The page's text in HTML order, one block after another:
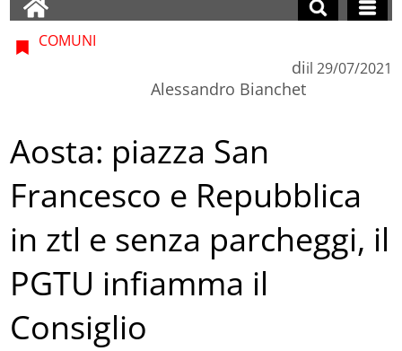
COMUNI
di
Alessandro Bianchet
il 29/07/2021
Aosta: piazza San
Francesco e Repubblica
in ztl e senza parcheggi, il
PGTU infiamma il
Consiglio